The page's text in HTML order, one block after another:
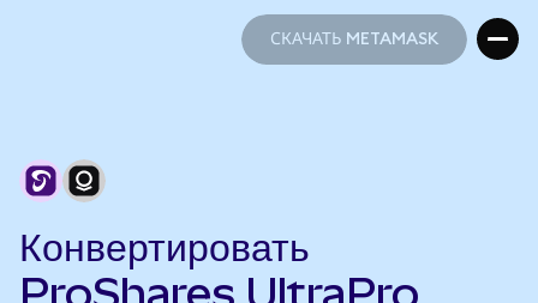
СКАЧАТЬ METAMASK
Конвертировать